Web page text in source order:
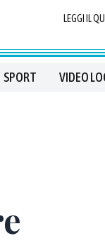
LEGGI IL
SPORT VIDEO